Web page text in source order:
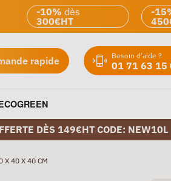
-10% dès
300€HT
-
rapide Besoin d'aide ?
01 71 63 15
DÈS 149€HT CODE: NEW10L
X 40 X 40 CM